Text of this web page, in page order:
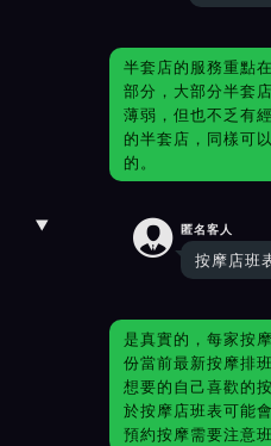
半套店的服務重點
部分，大部分半套
薄弱，但也不乏有
的半套店，同樣可
的。
 匿名客人
按摩店班
是真實的，每家按
份當前最新按摩排
想要的自己喜歡的
於按摩店班表可能
預約按摩需要注意